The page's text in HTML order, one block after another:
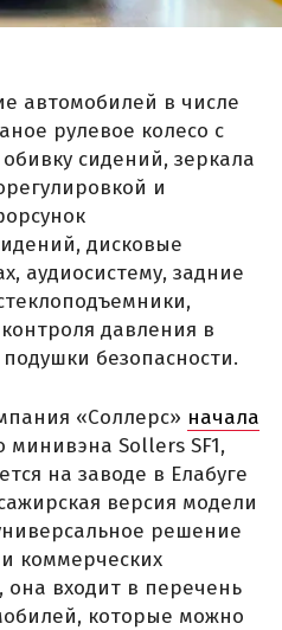
автомобилей в числе
рулевое колесо с
сидений, зеркала
и
дисковые
аудиосистему, задние
давления в
безопасности.
«Соллерс» начала
минивэна Sollers SF1,
на заводе в Елабуге
версия модели
решение
коммерческих
она входит в перечень
которые можно